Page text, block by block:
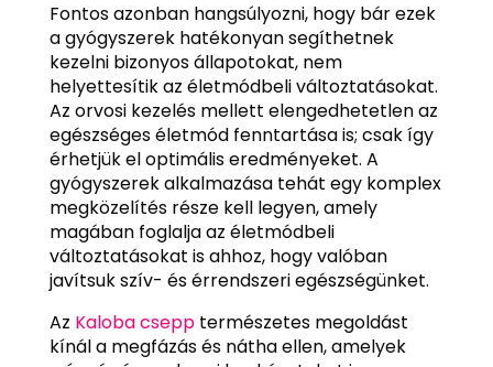
Fontos azonban hangsúlyozni, hogy bár ezek
a gyógyszerek hatékonyan segíthetnek
kezelni bizonyos állapotokat, nem
helyettesítik az életmódbeli változtatásokat.
Az orvosi kezelés mellett elengedhetetlen az
egészséges életmód fenntartása is; csak így
érhetjük el optimális eredményeket. A
gyógyszerek alkalmazása tehát egy komplex
megközelítés része kell legyen, amely
magában foglalja az életmódbeli
változtatásokat is ahhoz, hogy valóban
javítsuk szív- és érrendszeri egészségünket.
Az Kaloba csepptermészetes megoldást
kínál a megfázás és nátha ellen, amelyek